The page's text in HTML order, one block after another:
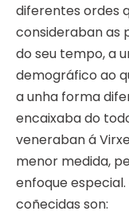
diferentes ordes
consideraban as
do seu tempo, a
demográfico ao
a unha forma
encaixaba do
veneraban á
menor medida,
enfoque
coñecidas son: